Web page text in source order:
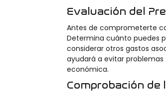
Evaluación del
Antes de comprometerte
Determina cuánto puedes
considerar otros gastos
ayudará a evitar
económica.
Comprobación de